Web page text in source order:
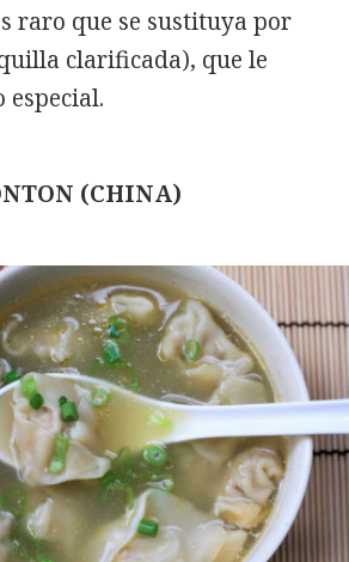
raro que se sustituya por
clarificada), que le
especial.
(CHINA)